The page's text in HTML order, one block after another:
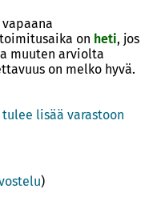
on heti, jos
muuten arviolta
on melko hyvä.
lisää varastoon
)